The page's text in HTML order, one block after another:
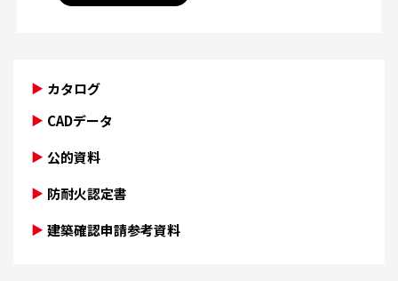
カタログ
CADデータ
公的資料
防耐火認定書
建築確認申請参考資料